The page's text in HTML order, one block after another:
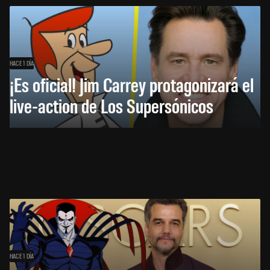
HACE 1 DÍA
¡Es oficial! Jim Carrey protagonizará el
live-action de Los Supersónicos
HACE 1 DÍA